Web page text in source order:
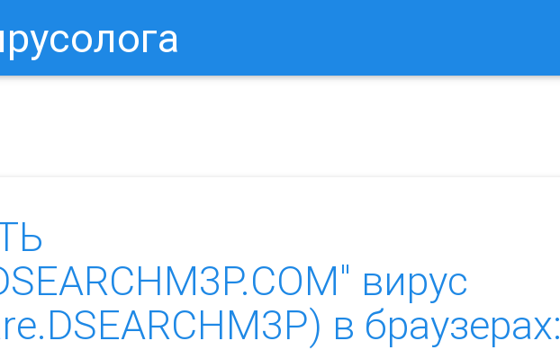
вирус
в браузерах: